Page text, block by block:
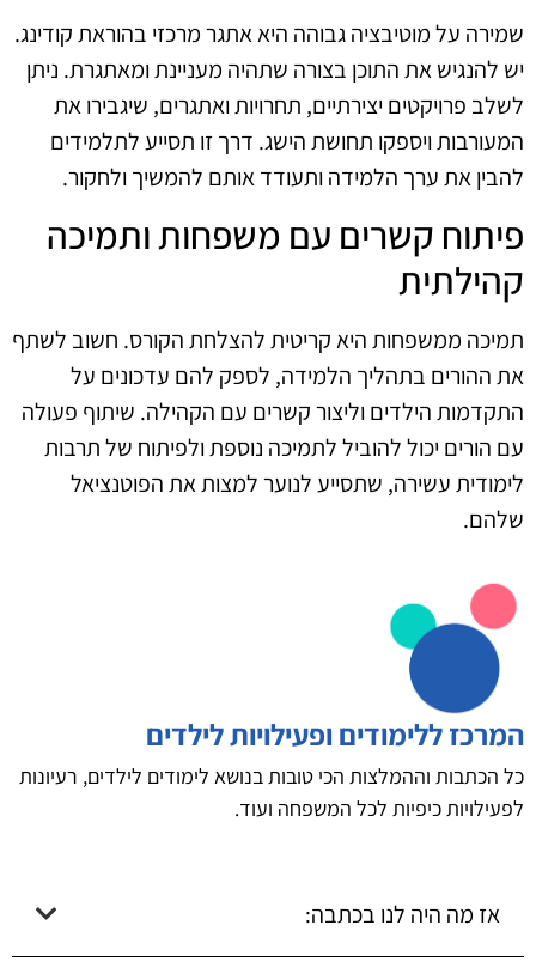
שמירה על מוטיבציה גבוהה היא אתגר מרכזי בהוראת קודינג.
יש להנגיש את התוכן בצורה שתהיה מעניינת ומאתגרת. ניתן
לשלב פרויקטים יצירתיים, תחרויות ואתגרים, שיגבירו את
המעורבות ויספקו תחושת הישג. דרך זו תסייע לתלמידים
להבין את ערך הלמידה ותעודד אותם להמשיך ולחקור.
פיתוח קשרים עם משפחות ותמיכה
קהילתית
תמיכה ממשפחות היא קריטית להצלחת הקורס. חשוב לשתף
את ההורים בתהליך הלמידה, לספק להם עדכונים על
התקדמות הילדים וליצור קשרים עם הקהילה. שיתוף פעולה
עם הורים יכול להוביל לתמיכה נוספת ולפיתוח של תרבות
לימודית עשירה, שתסייע לנוער למצות את הפוטנציאל
שלהם.
המרכז ללימודים ופעילויות לילדים
כל הכתבות וההמלצות הכי טובות בנושא לימודים לילדים, רעיונות
לפעילויות כיפיות לכל המשפחה ועוד.
אז מה היה לנו בכתבה: